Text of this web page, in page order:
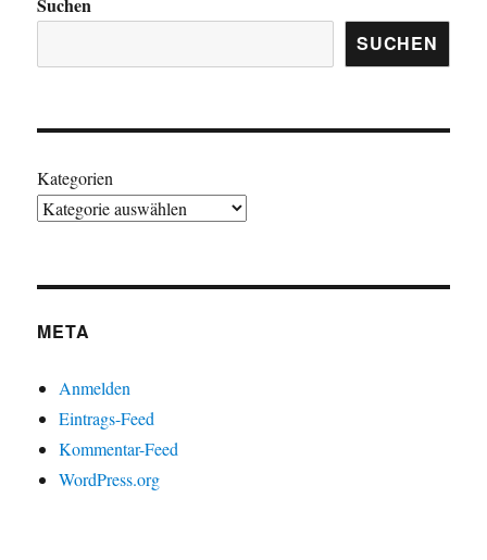
SUCHEN
Kategorien
META
Anmelden
Eintrags-Feed
Kommentar-Feed
WordPress.org